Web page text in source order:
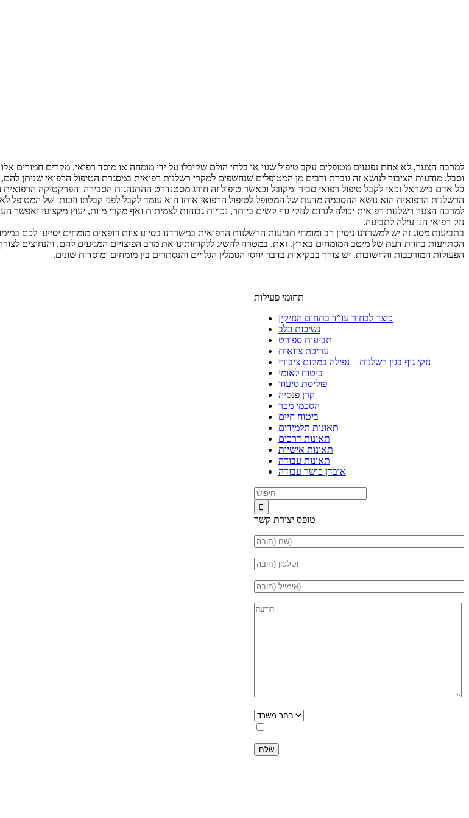
למרבה הצער, לא אחת נפגעים מטופלים עקב טיפול שגוי או בלתי הולם שקיבלו על ידי מומחה או מוסד רפואי. מקרים חמורים אלו
וסבל. מודעות הציבור לנושא זה גוברת ורבים מן המטופלים שנחשפים למקרי רשלנות רפואית במסגרת הטיפול הרפואי שניתן
כל אדם בישראל זכאי לקבל טיפול רפואי סביר ומקובל וכאשר טיפול זה חורג מסטנדרט ההתנהגות הסבירה והפרקטיקה הרפואית
הרשלנות הרפואית הוא נושא ההסכמה מדעת של המטופל לטיפול הרפואי אותו הוא עומד לקבל לפני קבלתו וזכותו של המטופל
למרבה הצער רשלנות רפואית יכולה לגרום לנזקי גוף קשים ביותר, נכויות גבוהות לצמיתות ואף מקרי מוות, יעוץ מקצועי יאפשר
נזק רפואי הנו עילה לתביעה.
בתביעות מסוג זה יש למשרדנו ניסיון רב ומומחי תביעות הרשלנות הרפואית במשרדנו בסיוע צוות רופאים מומחים יסייעו לכם
הסתייעות בחוות דעת של מיטב המומחים בארץ. זאת, במטרה להשיג ללקוחותינו את מרב הפיצויים המגיעים להם, והנחוצים
הפעולות המורכבות והחשובות. יש צורך בבקיאות בדבר יחסי הגומלין הגלויים והנסתרים בין מומחים ומוסדות שונים.
תחומי פעילות
כיצד לבחור עו”ד בתחום הנזיקין
נשיכות כלב
תביעות ספורט
עריכת צוואות
נזקי גוף בגין רשלנות – נפילה במקום ציבורי
ביטוח לאומי
פוליסת סיעוד
קרן פנסיה
הסכמי מכר
ביטוח חיים
תאונות תלמידים
תאונות דרכים
תאונות אישיות
תאונות עבודה
אובדן כושר עבודה
טופס יצירת קשר